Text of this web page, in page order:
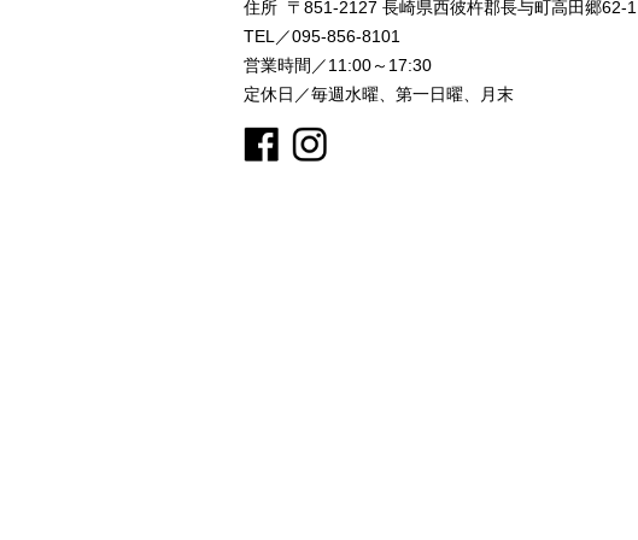
住所 〒851-2127 長崎県西彼杵郡長与町高田郷62-1
TEL／095-856-8101
営業時間／11:00～17:30
定休日／毎週水曜、第一日曜、月末